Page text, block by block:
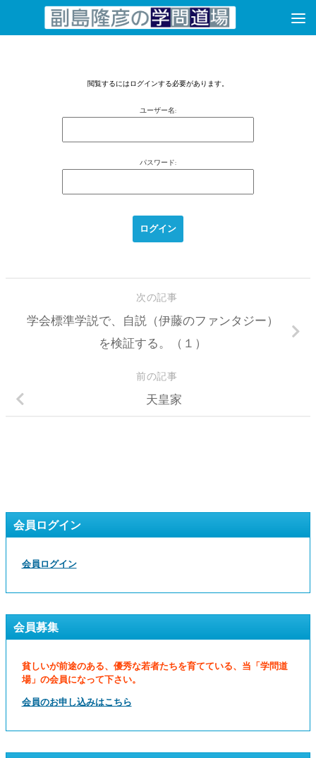
コンテンツへスキップ
閲覧するにはログインする必要があります。
ユーザー名:
パスワード:
次の記事
学会標準学説で、自説（伊藤のファンタジー）
を検証する。（１）
前の記事
天皇家
会員ログイン
会員ログイン
会員募集
貧しいが前途のある、優秀な若者たちを育てている、当「学問道
場」の会員になって下さい。
会員のお申し込みはこちら